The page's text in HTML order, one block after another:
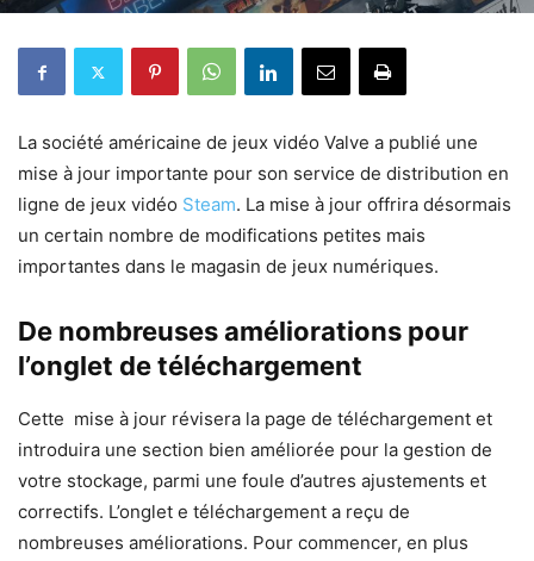
La société américaine de jeux vidéo Valve a publié une
mise à jour importante pour son service de distribution en
ligne de jeux vidéo Steam. La mise à jour offrira désormais
un certain nombre de modifications petites mais
importantes dans le magasin de jeux numériques.
De nombreuses améliorations pour
l’onglet de téléchargement
Cette mise à jour révisera la page de téléchargement et
introduira une section bien améliorée pour la gestion de
votre stockage, parmi une foule d’autres ajustements et
correctifs. L’onglet e téléchargement a reçu de
nombreuses améliorations. Pour commencer, en plus